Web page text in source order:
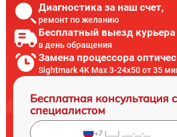
Диагностика за наш счет,
ремонт по желанию
Бесплатный выезд курьера
в день обращения
Замена процессора
Sightmark 4K Max 3-24x50 от 35
Бесплатная консультация
специалистом